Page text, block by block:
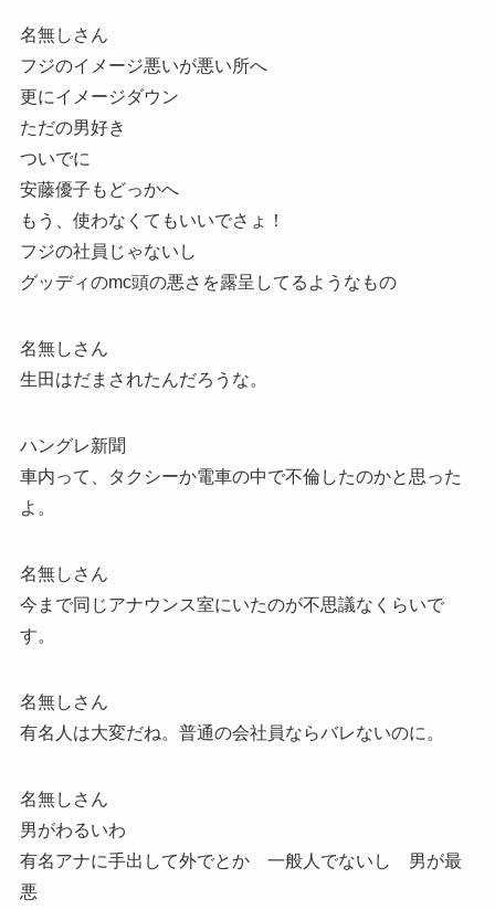
名無しさん
フジのイメージ悪いが悪い所へ
更にイメージダウン
ただの男好き
ついでに
安藤優子もどっかへ
もう、使わなくてもいいでさょ！
フジの社員じゃないし
グッディのmc頭の悪さを露呈してるようなもの
名無しさん
生田はだまされたんだろうな。
ハングレ新聞
車内って、タクシーか電車の中で不倫したのかと思った
よ。
名無しさん
今まで同じアナウンス室にいたのが不思議なくらいで
す。
名無しさん
有名人は大変だね。普通の会社員ならバレないのに。
名無しさん
男がわるいわ
有名アナに手出して外でとか 一般人でないし 男が最
悪